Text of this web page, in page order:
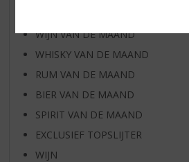
WIJN VAN DE MAAND
WHISKY VAN DE MAAND
RUM VAN DE MAAND
BIER VAN DE MAAND
SPIRIT VAN DE MAAND
EXCLUSIEF TOPSLIJTER
WIJN